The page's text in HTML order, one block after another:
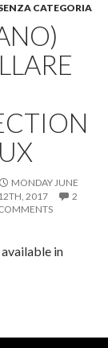
CATEGORIA
MONDAY JUNE
12TH, 2017
2
in